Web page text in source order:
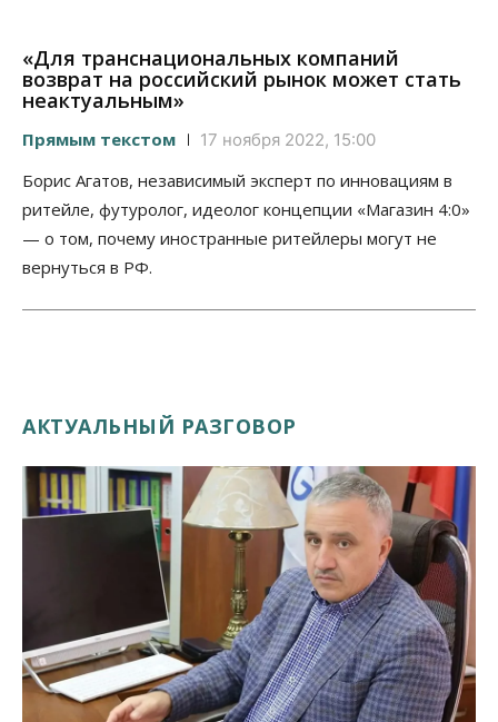
«Для транснациональных компаний
возврат на российский рынок может стать
неактуальным»
Прямым текстом 17 ноября 2022, 15:00
Борис Агатов, независимый эксперт по инновациям в
ритейле, футуролог, идеолог концепции «Магазин 4:0»
— о том, почему иностранные ритейлеры могут не
вернуться в РФ.
АКТУАЛЬНЫЙ РАЗГОВОР